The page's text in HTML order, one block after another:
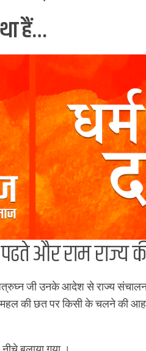
हैं…
और राम राज्य
जी उनके आदेश से राज्य संचालन
की छत पर किसी के चलने की